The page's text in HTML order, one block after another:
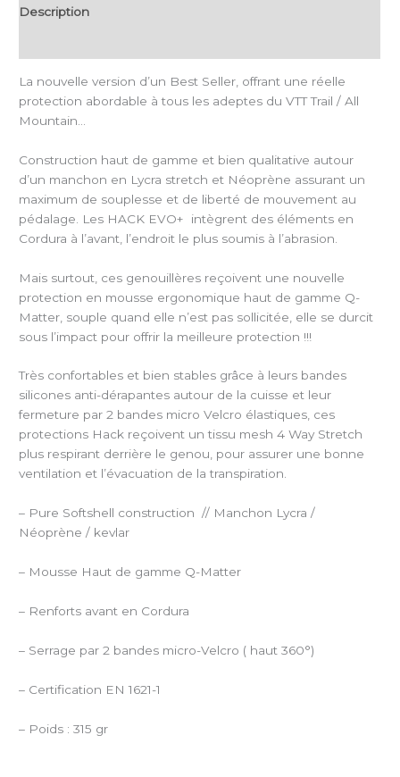
Description
La nouvelle version d’un Best Seller, offrant une réelle
protection abordable à tous les adeptes du VTT Trail / All
Mountain…
Construction haut de gamme et bien qualitative autour
d’un manchon en Lycra stretch et Néoprène assurant un
maximum de souplesse et de liberté de mouvement au
pédalage. Les HACK EVO+
intègrent des éléments en
Cordura à l’avant, l’endroit le plus soumis à l’abrasion.
Mais surtout, ces genouillères reçoivent une nouvelle
protection en mousse ergonomique haut de gamme Q-
Matter, souple quand elle n’est pas sollicitée, elle se durcit
sous l’impact pour offrir la meilleure protection !!!
Très confortables et bien stables grâce à leurs bandes
silicones anti-dérapantes autour de la cuisse et leur
fermeture par 2 bandes micro Velcro élastiques, ces
protections Hack reçoivent un tissu mesh 4 Way Stretch
plus respirant derrière le genou, pour assurer une bonne
ventilation et l’évacuation de la transpiration.
– Pure Softshell construction // Manchon Lycra /
Néoprène / kevlar
– Mousse Haut de gamme Q-Matter
– Renforts avant en Cordura
– Serrage par 2 bandes micro-Velcro ( haut 360°)
– Certification EN 1621-1
– Poids : 315 gr